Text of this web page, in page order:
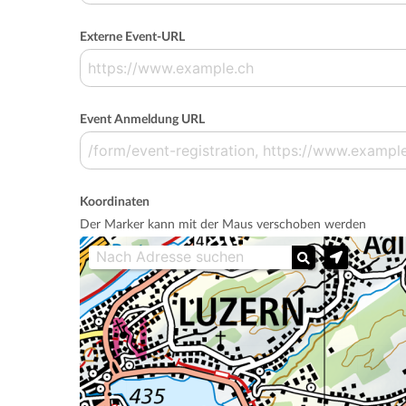
Externe Event-URL
Event Anmeldung URL
Koordinaten
Der Marker kann mit der Maus verschoben werden